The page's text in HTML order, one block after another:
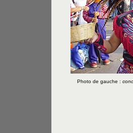
Photo de gauche :